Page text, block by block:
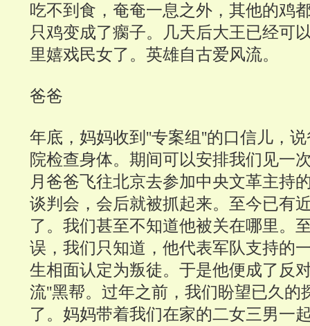
吃不到食，奄奄一息之外，其他的鸡
只鸡变成了瘸子。几天后大王已经可
里嬉戏民女了。英雄自古爱风流。
爸爸
年底，妈妈收到''专案组''的口信儿，
院检查身体。期间可以安排我们见一
月爸爸飞往北京去参加中央文革主持
谈判会，会后就被抓起来。至今已有
了。我们甚至不知道他被关在哪里。
误，我们只知道，他代表军队支持的
生相面认定为叛徒。于是他便成了反
流''黑帮。过年之前，我们盼望已久的
了。妈妈带着我们在家的二女三男一